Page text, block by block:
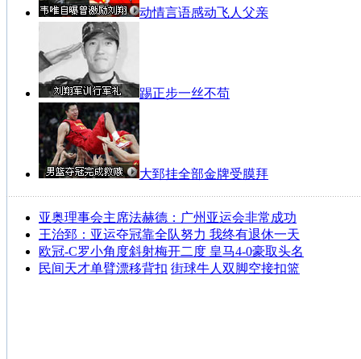
动情言语感动飞人父亲
踢正步一丝不苟
大郅挂全部金牌受膜拜
亚奥理事会主席法赫德：广州亚运会非常成功
王治郅：亚运夺冠靠全队努力 我终有退休一天
欧冠-C罗小角度斜射梅开二度 皇马4-0豪取头名
民间天才单臂漂移背扣 街球牛人双脚空接扣篮